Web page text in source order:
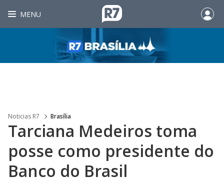
MENU
Noticias R7 Brasília
Tarciana Medeiros toma
posse como presidente do
Banco do Brasil